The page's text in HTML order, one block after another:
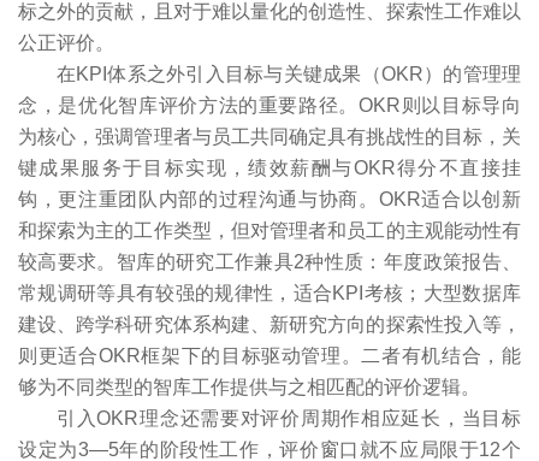
标之外的贡献，且对于难以量化的创造性、探索性工作难以
公正评价。
在KPI体系之外引入目标与关键成果（OKR）的管理理
念，是优化智库评价方法的重要路径。OKR则以目标导向
为核心，强调管理者与员工共同确定具有挑战性的目标，关
键成果服务于目标实现，绩效薪酬与OKR得分不直接挂
钩，更注重团队内部的过程沟通与协商。OKR适合以创新
和探索为主的工作类型，但对管理者和员工的主观能动性有
较高要求。智库的研究工作兼具2种性质：年度政策报告、
常规调研等具有较强的规律性，适合KPI考核；大型数据库
建设、跨学科研究体系构建、新研究方向的探索性投入等，
则更适合OKR框架下的目标驱动管理。二者有机结合，能
够为不同类型的智库工作提供与之相匹配的评价逻辑。
引入OKR理念还需要对评价周期作相应延长，当目标
设定为3—5年的阶段性工作，评价窗口就不应局限于12个